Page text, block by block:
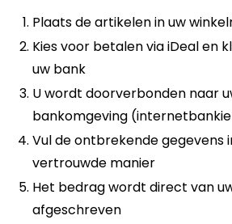
Plaats de artikelen in uw
Kies voor betalen via iDeal en
uw bank
U wordt doorverbonden naar
bankomgeving
Vul de ontbrekende gegevens
vertrouwde manier
Het bedrag wordt direct van
afgeschreven